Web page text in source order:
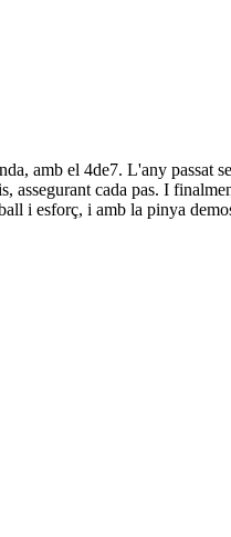
amb el 4de7. L'any passat
assegurant cada pas. I
i esforç, i amb la pinya